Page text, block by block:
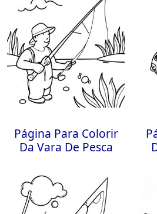
Página Para Colorir
Da Vara De Pesca